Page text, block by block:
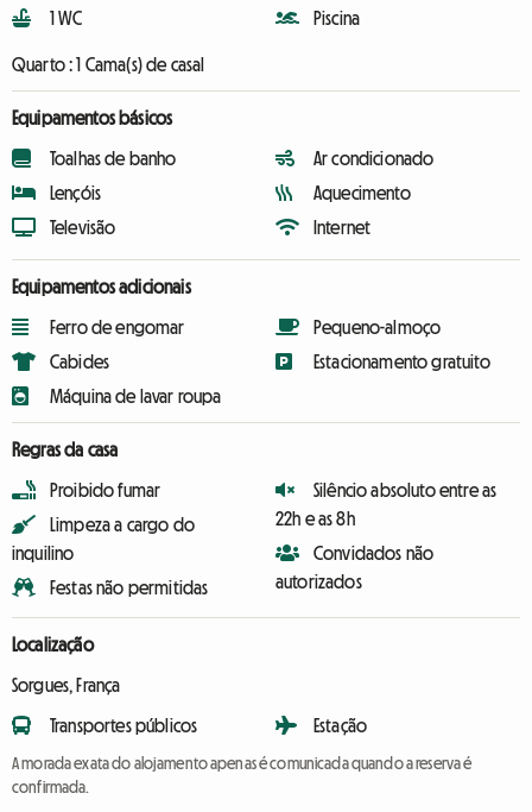
1 WC
Piscina
Quarto :1 Cama(s) de casal
Equipamentos básicos
Toalhas de banho
Lençóis
Televisão
Ar condicionado
Aquecimento
Internet
Equipamentos adicionais
Ferro de engomar
Cabides
Máquina de lavar roupa
Pequeno-almoço
Estacionamento gratuito
Regras da casa
Proibido fumar
Limpeza a cargo do
inquilino
Festas não permitidas
Silêncio absoluto entre as
22h e as 8h
Convidados não
autorizados
Localização
Sorgues, França
Transportes públicos Estação
A morada exata do alojamento apenas é comunicada quando a reserva é
confirmada.